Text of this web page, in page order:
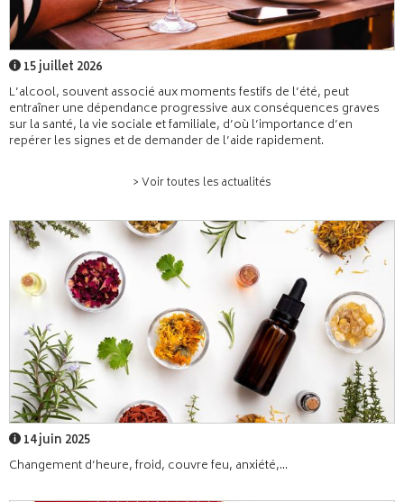
15 juillet 2026
L’alcool, souvent associé aux moments festifs de l’été, peut
entraîner une dépendance progressive aux conséquences graves
sur la santé, la vie sociale et familiale, d’où l’importance d’en
repérer les signes et de demander de l’aide rapidement.
> Voir toutes les actualités
14 juin 2025
Changement d’heure, froid, couvre feu, anxiété,...